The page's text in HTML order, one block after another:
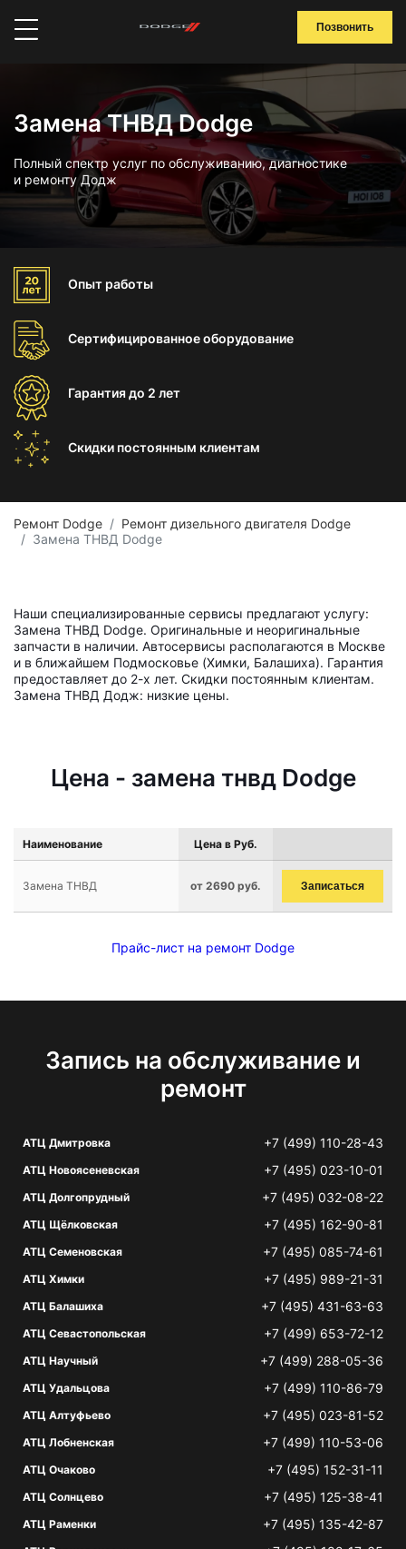
Позвонить
Замена ТНВД Dodge
Полный спектр услуг по обслуживанию, диагностике
и ремонту Додж
Опыт работы
Сертифицированноеоборудование
Гарантиядо 2 лет
Скидки постоянным клиентам
Ремонт Dodge
Ремонт дизельного двигателя Dodge
Замена ТНВД Dodge
Наши специализированные сервисы предлагают услугу:
Замена ТНВД Dodge. Оригинальные и неоригинальные
запчасти в наличии. Автосервисы располагаются в Москве
и в ближайшем Подмосковье (Химки, Балашиха). Гарантия
предоставляет до 2-х лет. Скидки постоянным клиентам.
Замена ТНВД Додж: низкие цены.
Цена - замена тнвд Dodge
Наименование Цена в Руб.
Замена ТНВД от 2690 руб. Записаться
Прайс-лист на ремонт Dodge
Запись на обслуживание и
ремонт
АТЦ Дмитровка +7 (499) 110-28-43
АТЦ Новоясеневская +7 (495) 023-10-01
АТЦ Долгопрудный +7 (495) 032-08-22
АТЦ Щёлковская +7 (495) 162-90-81
АТЦ Семеновская +7 (495) 085-74-61
АТЦ Химки +7 (495) 989-21-31
АТЦ Балашиха +7 (495) 431-63-63
АТЦ Севастопольская +7 (499) 653-72-12
АТЦ Научный +7 (499) 288-05-36
АТЦ Удальцова +7 (499) 110-86-79
АТЦ Алтуфьево +7 (495) 023-81-52
АТЦ Лобненская +7 (499) 110-53-06
АТЦ Очаково +7 (495) 152-31-11
АТЦ Солнцево +7 (495) 125-38-41
АТЦ Раменки +7 (495) 135-42-87